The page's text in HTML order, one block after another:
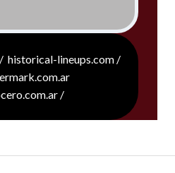
historical-lineups.com /
/